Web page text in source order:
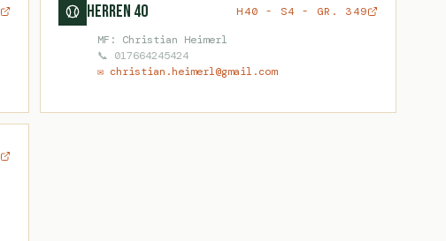
Herren 40
H40 - S4 - GR. 349
MF: Christian Heimerl
📞 017664245424
✉ christian.heimerl@gmail.com